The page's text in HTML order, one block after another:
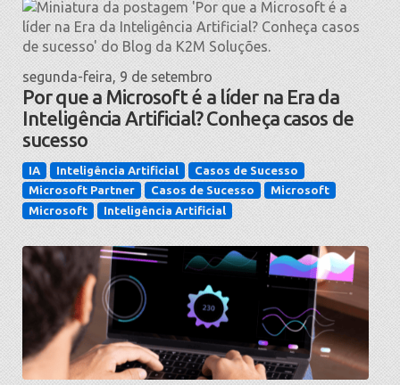
segunda-feira, 9 de setembro
Por que a Microsoft é a líder na Era da
Inteligência Artificial? Conheça casos de
sucesso
IA Inteligência Artificial
Casos de Sucesso
Microsoft Partner
Casos de Sucesso
Microsoft
Microsoft
Inteligência Artificial